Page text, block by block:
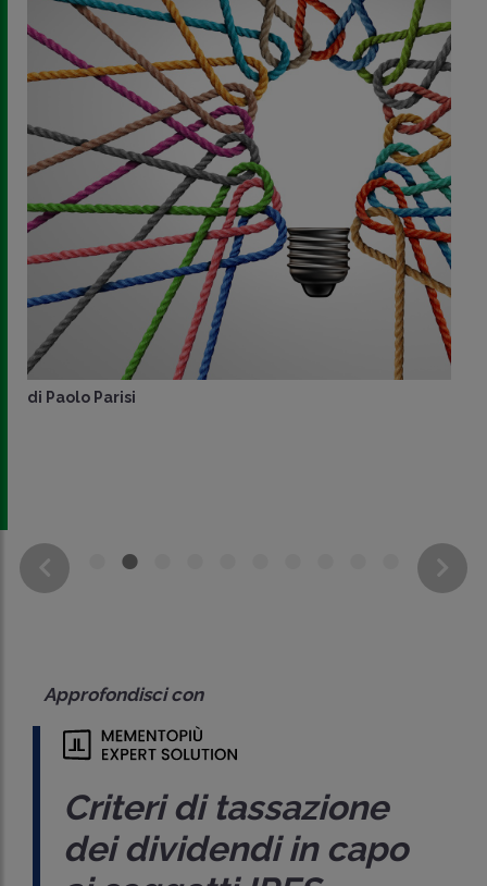
di Paolo Parisi
Approfondisci con
Criteri di tassazione
dei dividendi in capo